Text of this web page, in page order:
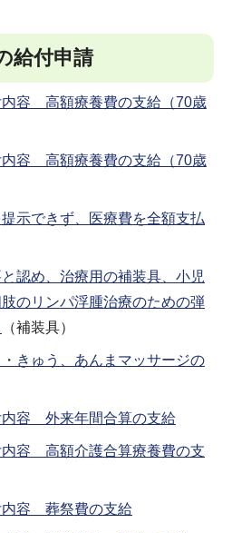
給付申請
内容 高額療養費の支給（70歳
内容 高額療養費の支給（70歳
示できず、医療費を全額支払
認め、治療用の補装具、小児
のリンパ浮腫治療のための弾
（補装具）
きゅう、あんまマッサージの
内容 外来年間合算の支給
内容 高額介護合算療養費の支
内容 葬祭費の支給